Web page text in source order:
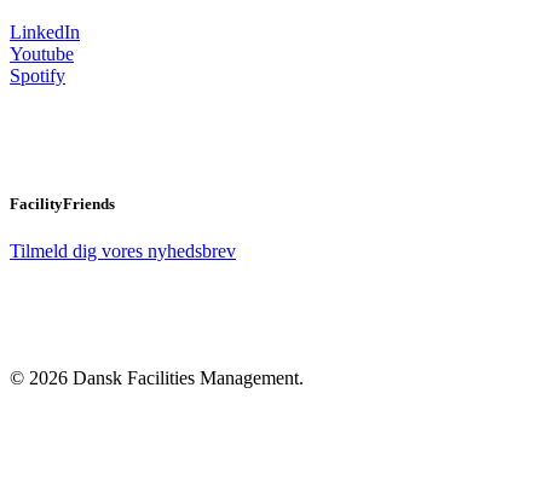
LinkedIn
Youtube
Spotify
FacilityFriends
Tilmeld dig vores nyhedsbrev
© 2026 Dansk Facilities Management.